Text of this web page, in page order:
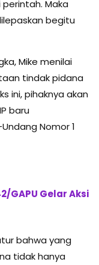
Maka
begitu
Mike menilai
tindak pidana
ini, pihaknya akan
baru
Nomor 1
GAPU Gelar Aksi
bahwa yang
tidak hanya